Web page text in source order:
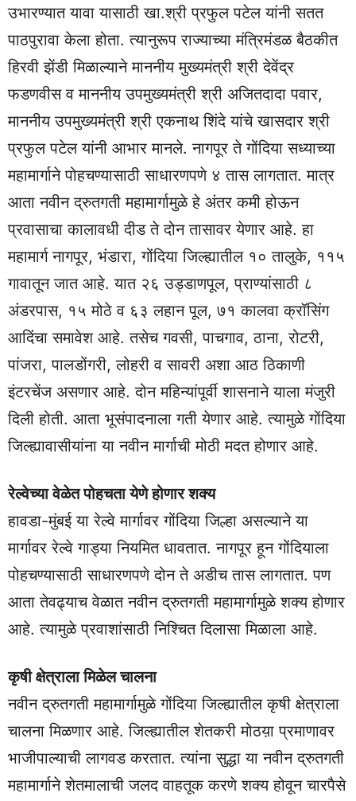
उभारण्यात यावा यासाठी खा.श्री प्रफुल पटेल यांनी सतत
पाठपुरावा केला होता. त्यानुरूप राज्याच्या मंत्रिमंडळ बैठकीत
हिरवी झेंडी मिळाल्याने माननीय मुख्यमंत्री श्री देवेंद्र
फडणवीस व माननीय उपमुख्यमंत्री श्री अजितदादा पवार,
माननीय उपमुख्यमंत्री श्री एकनाथ शिंदे यांचे खासदार श्री
प्रफुल पटेल यांनी आभार मानले. नागपूर ते गोंदिया सध्याच्या
महामार्गाने पोहचण्यासाठी साधारणपणे ४ तास लागतात. मात्र
आता नवीन द्रुतगती महामार्गामुळे हे अंतर कमी होऊन
प्रवासाचा कालावधी दीड ते दोन तासावर येणार आहे. हा
महामार्ग नागपूर, भंडारा, गोंदिया जिल्ह्यातील १० तालुके, ११५
गावातून जात आहे. यात २६ उड्डाणपूल, प्राण्यांसाठी ८
अंडरपास, १५ मोठे व ६३ लहान पूल, ७१ कालवा क्रॉसिंग
आदिंचा समावेश आहे. तसेच गवसी, पाचगाव, ठाना, रोटरी,
पांजरा, पालडोंगरी, लोहरी व सावरी अशा आठ ठिकाणी
इंटरचेंज असणार आहे. दोन महिन्यांपूर्वी शासनाने याला मंजुरी
दिली होती. आता भूसंपादनाला गती येणार आहे. त्यामुळे गोंदिया
जिल्ह्यावासीयांना या नवीन मार्गाची मोठी मदत होणार आहे.
रेल्वेच्या वेळेत पोहचता येणे होणार शक्य
हावडा-मुंबई या रेल्वे मार्गावर गोंदिया जिल्हा असल्याने या
मार्गावर रेल्वे गाड्या नियमित धावतात. नागपूर हून गोंदियाला
पोहचण्यासाठी साधारणपणे दोन ते अडीच तास लागतात. पण
आता तेवढ्याच वेळात नवीन द्रुतगती महामार्गामुळे शक्य होणार
आहे. त्यामुळे प्रवाशांसाठी निश्चित दिलासा मिळाला आहे.
कृषी क्षेत्राला मिळेल चालना
नवीन द्रुतगती महामार्गामुळे गोंदिया जिल्ह्यातील कृषी क्षेत्राला
चालना मिळणार आहे. जिल्ह्यातील शेतकरी मोठय़ा प्रमाणावर
भाजीपाल्याची लागवड करतात. त्यांना सुद्धा या नवीन द्रुतगती
महामार्गाने शेतमालाची जलद वाहतूक करणे शक्‍य होवून चारपैसे